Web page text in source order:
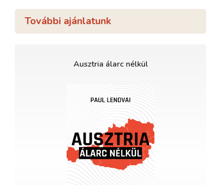
További ajánlatunk
Ausztria álarc nélkül